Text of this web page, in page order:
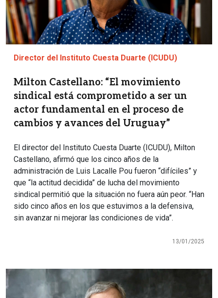
Director del Instituto Cuesta Duarte (ICUDU)
Milton Castellano: “El movimiento
sindical está comprometido a ser un
actor fundamental en el proceso de
cambios y avances del Uruguay”
El director del Instituto Cuesta Duarte (ICUDU), Milton
Castellano, afirmó que los cinco años de la
administración de Luis Lacalle Pou fueron “difíciles” y
que “la actitud decidida” de lucha del movimiento
sindical permitió que la situación no fuera aún peor. “Han
sido cinco años en los que estuvimos a la defensiva,
sin avanzar ni mejorar las condiciones de vida”.
13/01/2025
Imagen